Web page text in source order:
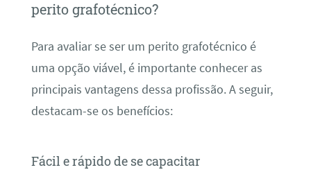
perito grafotécnico?
Para avaliar se ser um perito grafotécnico é
uma opção viável, é importante conhecer as
principais vantagens dessa profissão. A seguir,
destacam-se os benefícios:
Fácil e rápido de se capacitar